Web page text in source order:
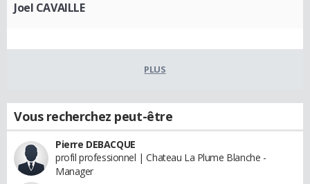
Joel CAVAILLE
PLUS
Vous recherchez peut-être
Pierre DEBACQUE
profil professionnel | Chateau La Plume Blanche -
Manager